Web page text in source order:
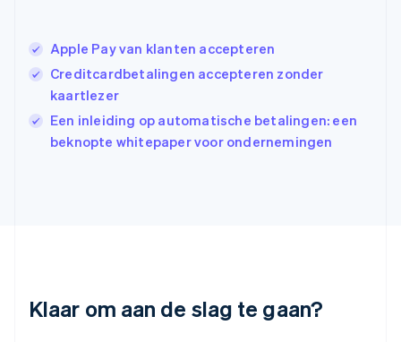
Apple Pay van klanten accepteren
Creditcardbetalingen accepteren zonder
kaartlezer
Een inleiding op automatische betalingen: een
beknopte whitepaper voor ondernemingen
Klaar om aan de slag te gaan?
English
Italië
ItalianoEnglish
日本語 English
Kroatië
FrançaisDeutschEnglish